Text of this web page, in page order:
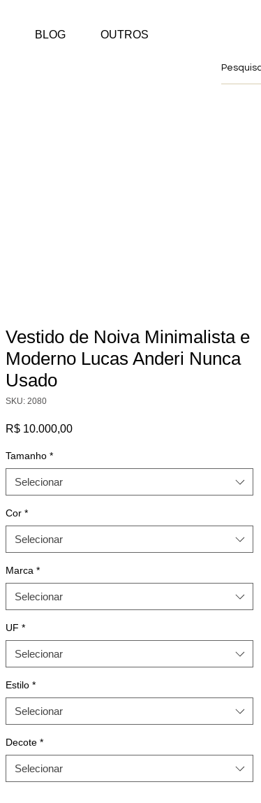
BLOG OUTROS
Vestido de Noiva Minimalista e
Moderno Lucas Anderi Nunca
Usado
SKU: 2080
R$ 10.000,00Preço
Tamanho *
Selecionar
Cor *
Selecionar
Marca *
Selecionar
UF *
Selecionar
Estilo *
Selecionar
Decote *
Selecionar